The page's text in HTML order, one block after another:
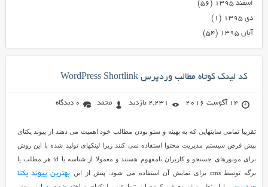
اسفند ۱۳۹۵
(۵۶)
دی ۱۳۹۵
(۱)
آبان ۱۳۹۵
(۵۴)
کد لینک کوتاه مطالب وردپرس WordPress Shortlink
14 آگوست 2016 2,231 بازدید محمد 0 دیدگاه
تقریبا تمامی سایتهایی که به بهینه و سئو بودن مطالب خود اهمیت می دهند از پیوند یکتای
پیش فرض سیستم مدیریت محتوا استفاده نمی کنند زیرا لینکهای تولید شده با این روش
برای موتورهای جستجو و کاربران نامفهوم هستند و معمولا از شناسه یا id هر مطلب یا
برگه توسط cms برای نمایش آن استفاده می شود. پیش از این
بهترین پیوند یکتا